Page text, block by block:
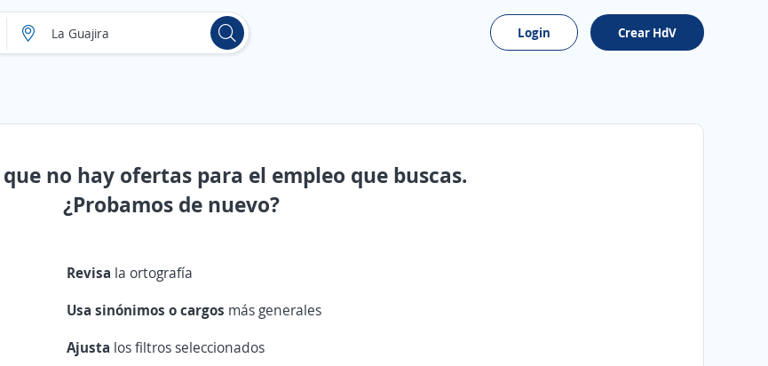
Login Crear HdV
que no hay ofertas para el empleo que buscas.
¿Probamos de nuevo?
Revisa la ortografía
Usa sinónimos o cargos más generales
Ajusta los filtros seleccionados